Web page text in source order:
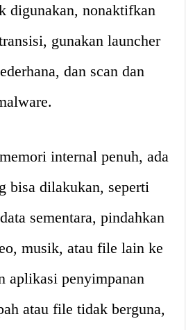
digunakan, nonaktifkan
gunakan launcher
dan scan dan
internal penuh, ada
bisa dilakukan, seperti
sementara, pindahkan
musik, atau file lain ke
aplikasi penyimpanan
atau file tidak berguna,